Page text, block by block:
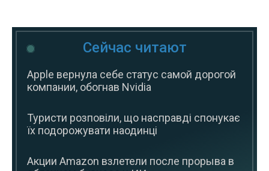
Сейчас читают
Apple вернула себе статус самой дорогой
компании, обогнав Nvidia
Туристи розповіли, що насправді спонукає
їх подорожувати наодинці
Акции Amazon взлетели после прорыва в